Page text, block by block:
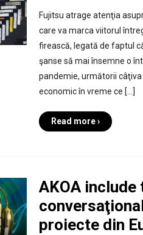
Fujitsu atrage atenţia
care va marca viitorul
firească, legată de faptul
şanse să mai însemne o
pandemie, următorii
economic în vreme ce […]
Read more ›
AKOA include
proiecte din